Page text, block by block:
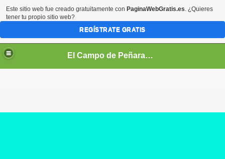
El Campo de Peñaranda (Salamanca)
Este sitio web fue creado gratuitamente con PaginaWebGratis.es. ¿Quieres
tener tu propio sitio web?
REGÍSTRATE GRATIS